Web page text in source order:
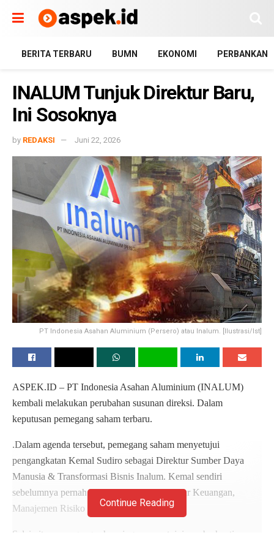
BERITA TERBARU BUMN EKONOMI PERBANKAN
INALUM Tunjuk Direktur Baru,
Ini Sosoknya
by REDAKSI Juni 22, 2026
PT Indonesia Asahan Aluminium (Persero) atau Inalum. [Ilustrasi/Ist]
ASPEK.ID – PT Indonesia Asahan Aluminium (INALUM)
kembali melakukan perubahan susunan direksi. Dalam
keputusan pemegang saham terbaru.
.Dalam agenda tersebut, pemegang saham menyetujui
pengangkatan Kemal Sudiro sebagai Direktur Sumber Daya
Manusia & Transformasi Bisnis Inalum. Kemal sendiri
sebelumnya pernah menjabat sebagai Direktur Keuangan,
Manajemen Risiko dan SDM PT Pindad.
Selain itu, pemegang saham juga menyetujui pemberhentian
Continue Reading